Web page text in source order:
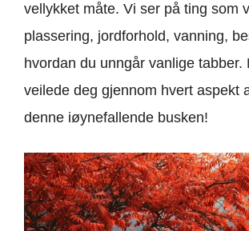
vellykket måte. Vi ser på ting som
plassering, jordforhold, vanning,
hvordan du unngår vanlige tabber.
veilede deg gjennom hvert aspekt
denne iøynefallende busken!